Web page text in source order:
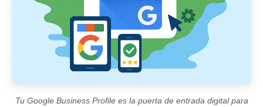
Tu Google Business Profile es la puerta de entrada digital para